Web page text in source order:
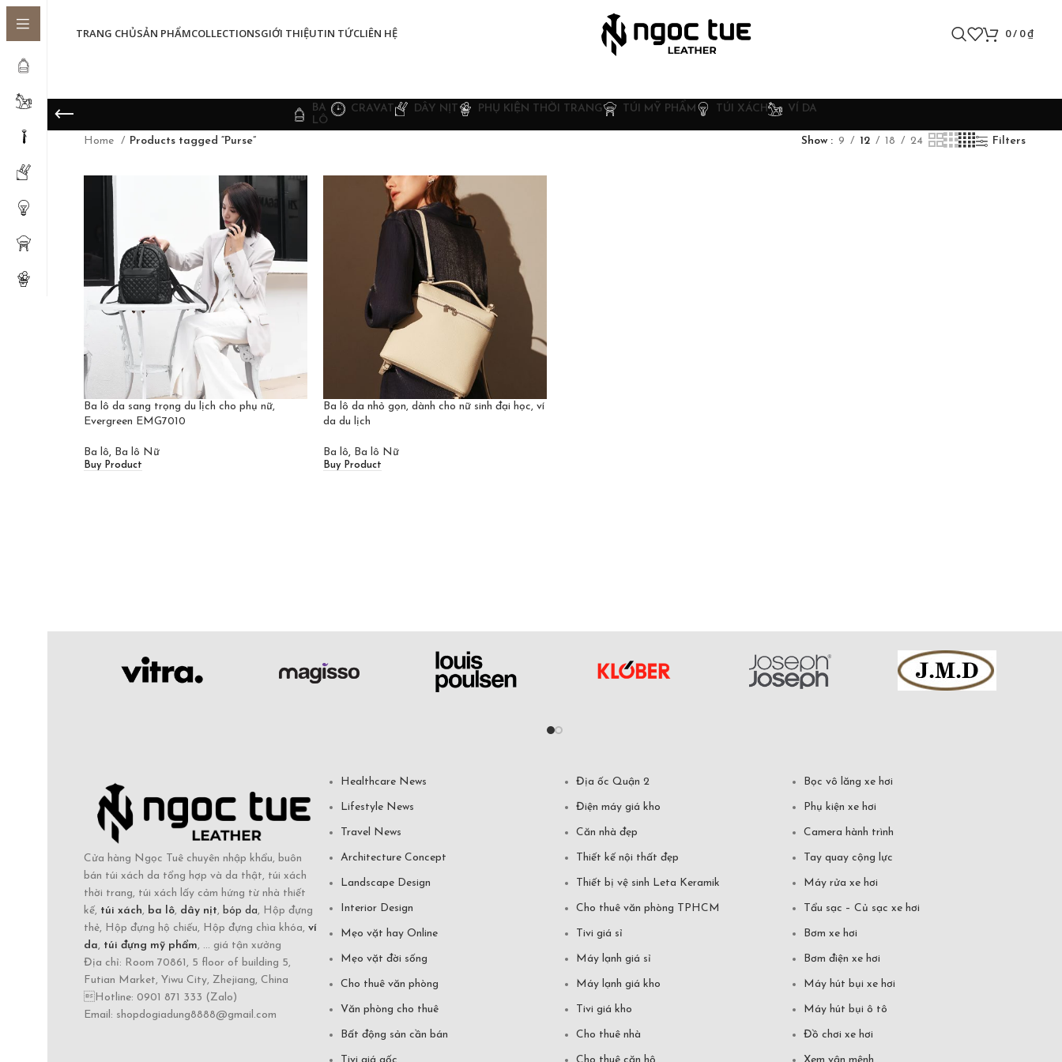
TRANG CHỦSẢN PHẨMCOLLECTIONSGIỚI THIỆUTIN TỨCLIÊN HỆ 0/ 0₫
BA
LÔ
CRAVAT DÂY NỊT PHỤ KIỆN THỜI TRANG TÚI MỸ PHẨM TÚI XÁCH VÍ DA
Home Products tagged “Purse” Show 9 12 18 24 Filters
Ba lô da sang trọng du lịch cho phụ nữ,
Evergreen EMG7010
Ba lô, Ba lô Nữ
Buy Product
Ba lô da nhỏ gọn, dành cho nữ sinh đại học, ví
da du lịch
Ba lô, Ba lô Nữ
Buy Product
Cửa hàng Ngọc Tuê chuyên nhập khẩu, buôn
bán túi xách da tổng hợp và da thật, túi xách
thời trang, túi xách lấy cảm hứng từ nhà thiết
kế, túi xách, ba lô, dây nịt, bóp da, Hộp đựng
thẻ, Hộp đựng hộ chiếu, Hộp đựng chìa khóa, ví
da, túi đựng mỹ phẩm, ... giá tận xưởng
Địa chỉ: Room 70861, 5 floor of building 5,
Futian Market, Yiwu City, Zhejiang, China
Hotline: 0901 871 333 (Zalo)
Email: shopdogiadung8888@gmail.com
Healthcare News
Lifestyle News
Travel News
Architecture Concept
Landscape Design
Interior Design
Mẹo vặt hay Online
Mẹo vặt đời sống
Cho thuê văn phòng
Văn phòng cho thuê
Bất động sản cần bán
Tivi giá gốc
Địa ốc Quận 2
Điện máy giá kho
Căn nhà đẹp
Thiết kế nội thất đẹp
Thiết bị vệ sinh Leta Keramik
Cho thuê văn phòng TPHCM
Tivi giá sỉ
Máy lạnh giá sỉ
Máy lạnh giá kho
Tivi giá kho
Cho thuê nhà
Cho thuê căn hộ
Bọc vô lăng xe hơi
Phụ kiện xe hơi
Camera hành trình
Tay quay cộng lực
Máy rửa xe hơi
Tẩu sạc – Củ sạc xe hơi
Bơm xe hơi
Bơm điện xe hơi
Máy hút bụi xe hơi
Máy hút bụi ô tô
Đồ chơi xe hơi
Xem vận mệnh